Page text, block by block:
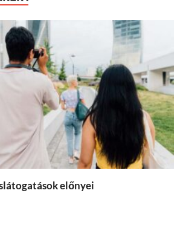
előnyei